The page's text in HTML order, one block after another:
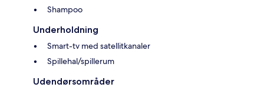
Shampoo
Underholdning
Smart-tv med satellitkanaler
Spillehal/spillerum
Udendørsområder